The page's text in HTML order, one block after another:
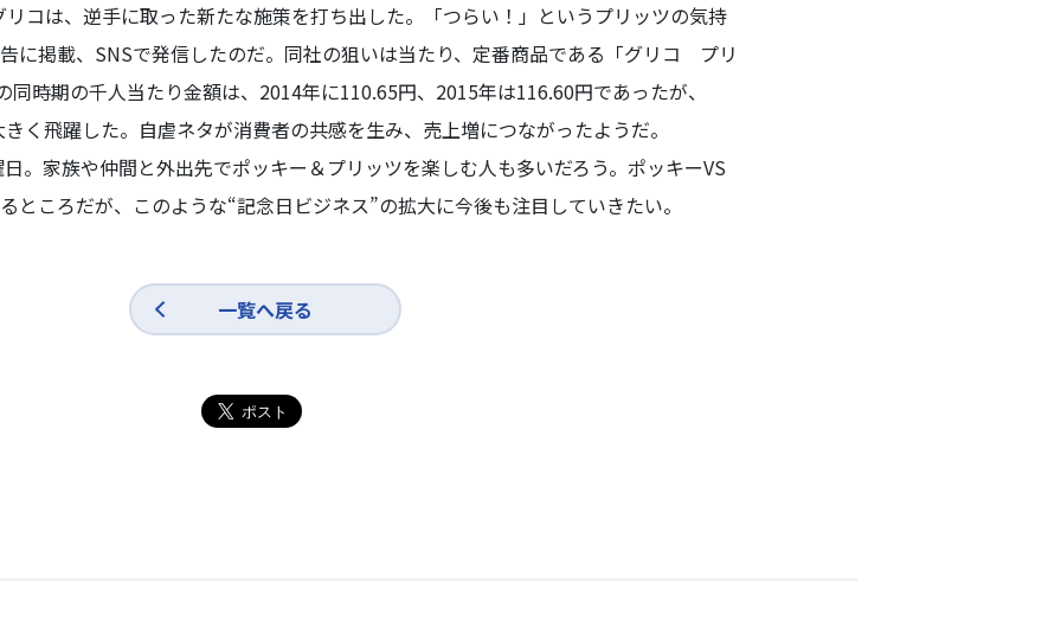
コは、逆手に取った新たな施策を打ち出した。「つらい！」というプリッツの気持
に掲載、SNSで発信したのだ。同社の狙いは当たり、定番商品である「グリコ プリ
時期の千人当たり金額は、2014年に110.65円、2015年は116.60円であったが、
く飛躍した。自虐ネタが消費者の共感を生み、売上増につながったようだ。
。家族や仲間と外出先でポッキー＆プリッツを楽しむ人も多いだろう。ポッキーVS
ところだが、このような“記念日ビジネス”の拡大に今後も注目していきたい。
一覧へ戻る